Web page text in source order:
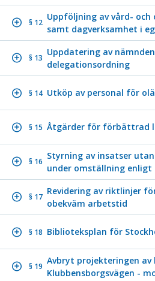
§ 12
Uppföljning av vård- och
samt dagverksamhet i
§ 13
Uppdatering av
delegationsordning
§ 14 Utköp av personal för
§ 15 Åtgärder för förbättrad
§ 16
Styrning av insatser
under omställning
§ 17
Revidering av riktlinjer
obekväm arbetstid
§ 18 Biblioteksplan för
§ 19
Avbryt projekteringen av
Klubbensborgsvägen -